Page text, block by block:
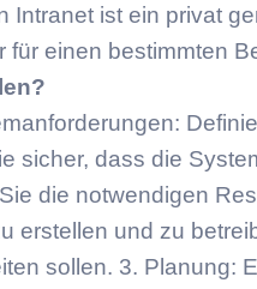
Intranet ist ein privat
einen bestimmten
sicher, dass die
die notwendigen
erstellen und zu
sollen. 3. Planung: